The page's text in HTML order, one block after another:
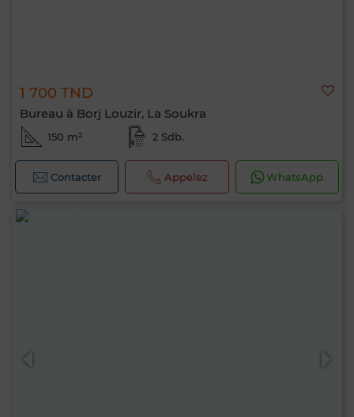
1 700 TND
Bureau à Borj Louzir, La Soukra
150 m² 2 Sdb.
Contacter Appelez WhatsApp